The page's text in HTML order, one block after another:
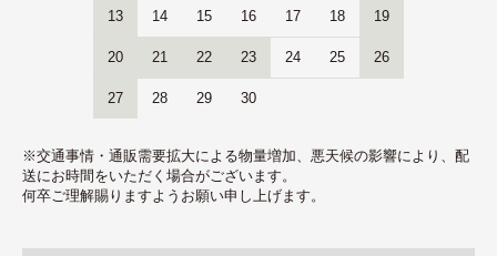
13 14 15 16 17 18 19
20 21 22 23 24 25 26
27 28 29 30
※交通事情・通販需要拡大による物量増加、悪天候の影響により、配
送にお時間をいただく場合がございます。
何卒ご理解賜りますようお願い申し上げます。